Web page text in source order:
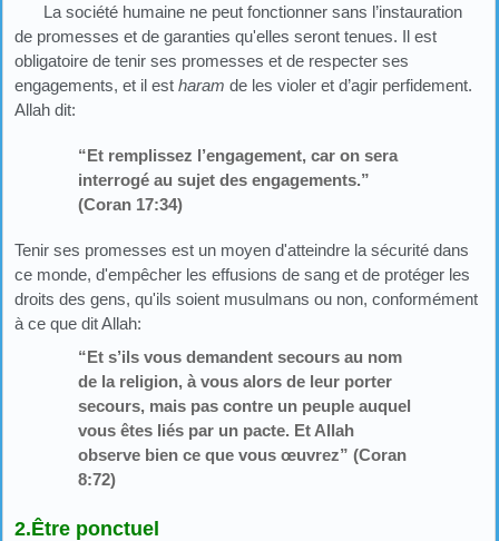
La société humaine ne peut fonctionner sans l’instauration
de promesses et de garanties qu'elles seront tenues. Il est
obligatoire de tenir ses promesses et de respecter ses
engagements, et il est haram de les violer et d’agir perfidement.
Allah dit:
“Et remplissez l’engagement, car on sera
interrogé au sujet des engagements.”
(Coran 17:34)
Tenir ses promesses est un moyen d'atteindre la sécurité dans
ce monde, d'empêcher les effusions de sang et de protéger les
droits des gens, qu'ils soient musulmans ou non, conformément
à ce que dit Allah:
“Et s’ils vous demandent secours au nom
de la religion, à vous alors de leur porter
secours, mais pas contre un peuple auquel
vous êtes liés par un pacte. Et Allah
observe bien ce que vous œuvrez” (Coran
8:72)
2.Être ponctuel